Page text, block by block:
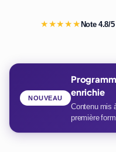
★★★★★Note 4.8/5
enrichie
Contenu mis
première
NOUVEAU